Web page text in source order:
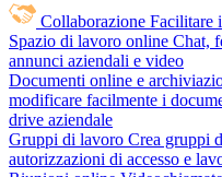
Collaborazione Facilitare
Spazio di lavoro online Chat,
annunci aziendali e video
Documenti online e
modificare facilmente i
drive aziendale
Gruppi di lavoro Crea gruppi
autorizzazioni di accesso e